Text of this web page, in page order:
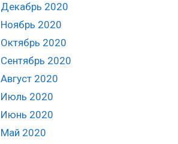
Декабрь 2020
Ноябрь 2020
Октябрь 2020
Сентябрь 2020
Август 2020
Июль 2020
Июнь 2020
Май 2020